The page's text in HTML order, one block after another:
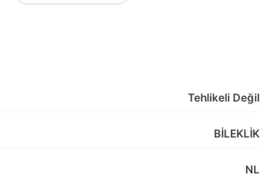
Tehlikeli Değil
BİLEKLİK
NL